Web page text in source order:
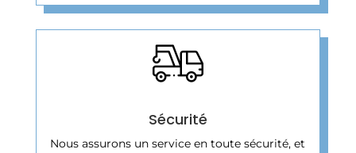
Sécurité
Nous assurons un service en toute sécurité, et